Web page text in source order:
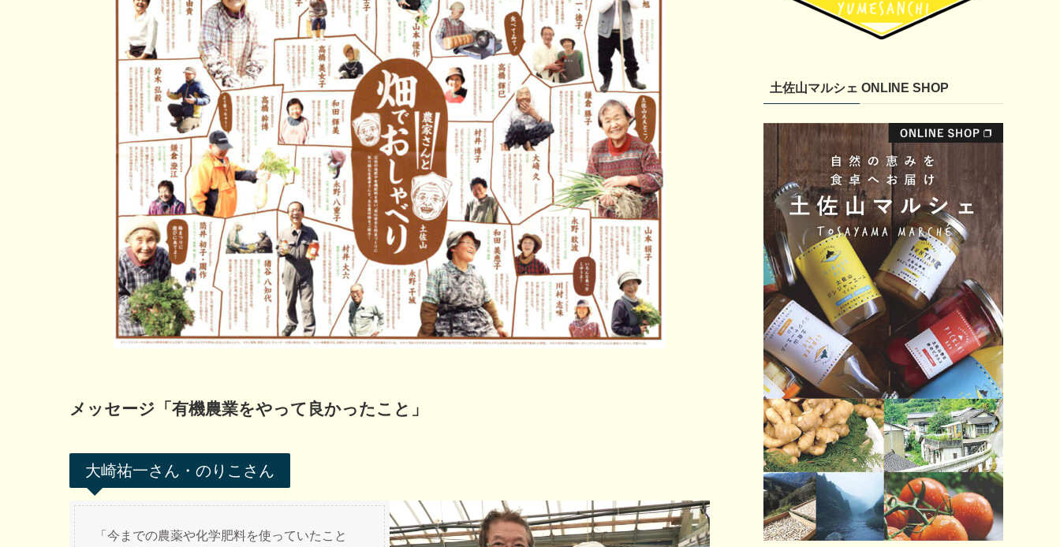
メッセージ「有機農業をやって良かったこと」
大崎祐一さん・のりこさん
「今までの農薬や化学肥料を使っていたこと
土佐山マルシェ ONLINE SHOP